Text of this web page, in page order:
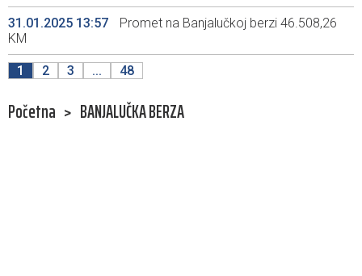
31.01.2025 13:57
Promet na Banjalučkoj berzi 46.508,26
KM
1 2 3 ... 48
Početna > BANJALUČKA BERZA